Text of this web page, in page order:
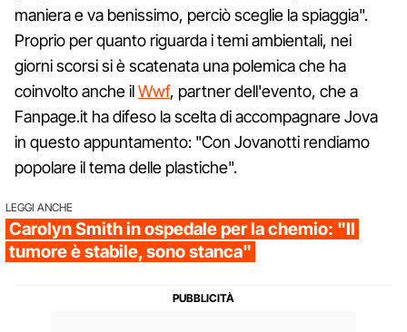
maniera e va benissimo, perciò sceglie la spiaggia".
Proprio per quanto riguarda i temi ambientali, nei
giorni scorsi si è scatenata una polemica che ha
coinvolto anche ilWwf, partner dell'evento, che a
Fanpage.it ha difeso la scelta di accompagnare Jova
in questo appuntamento: "Con Jovanotti rendiamo
popolare il tema delle plastiche".
LEGGI ANCHE
Carolyn Smith in ospedale per la chemio: "Il
tumore è stabile, sono stanca"